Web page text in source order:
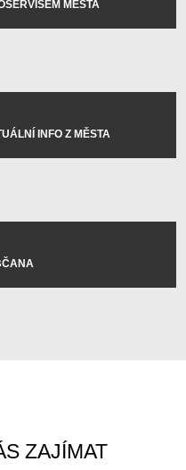
MĚSTA
INFO Z MĚSTA
ZAJÍMAT